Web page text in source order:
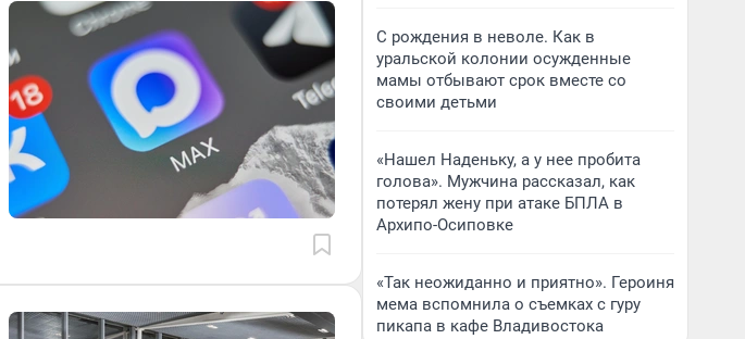
С рождения в неволе. Как в
уральской колонии осужденные
мамы отбывают срок вместе со
своими детьми
«Нашел Наденьку, а у нее пробита
голова». Мужчина рассказал, как
потерял жену при атаке БПЛА в
Архипо-Осиповке
«Так неожиданно и приятно». Героиня
мема вспомнила о съемках с гуру
пикапа в кафе Владивостока